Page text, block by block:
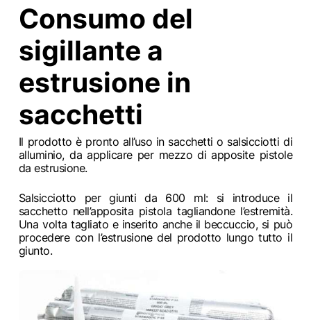
Consumo del
sigillante a
estrusione in
sacchetti
Il prodotto è pronto all’uso in sacchetti o salsicciotti di
alluminio, da applicare per mezzo di apposite pistole
da estrusione.
Salsicciotto per giunti da 600 ml: si introduce il
sacchetto nell’apposita pistola tagliandone l’estremità.
Una volta tagliato e inserito anche il beccuccio, si può
procedere con l’estrusione del prodotto lungo tutto il
giunto.